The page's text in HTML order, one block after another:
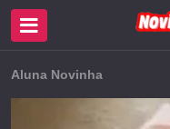
Aluna Novinha